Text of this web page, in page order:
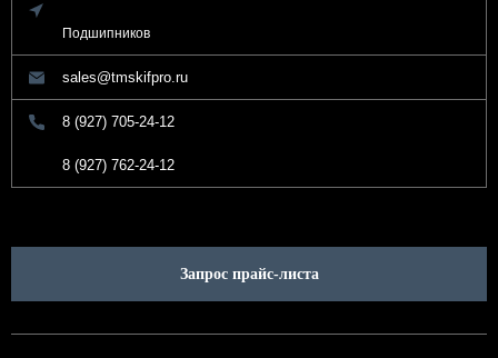
Подшипников
sales@tmskifpro.ru
8 (927) 705-24-12
8 (927) 762-24-12
Запрос прайс-листа